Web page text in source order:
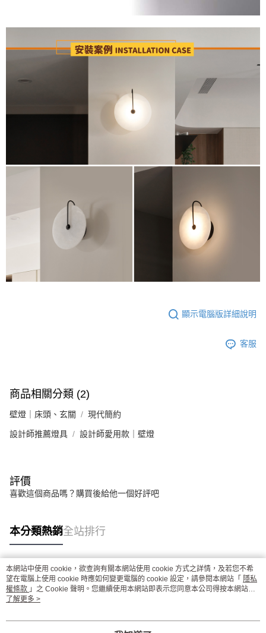
顯示電腦版詳細說明
客服
商品相關分類 (2)
壁燈｜床頭、玄關 現代簡約
設計師推薦燈具 設計師愛用款｜壁燈
評價
喜歡這個商品嗎？購買後給他一個好評吧
本分類熱銷全站排行
熱門標籤
本網站中使用 cookie，欲查詢有關本網站使用 cookie 方式之詳情，及若您不希
望在電腦上使用 cookie 時應如何變更電腦的 cookie 設定，請參閱本網站「 隱私
權條款 」之 Cookie 聲明。您繼續使用本網站即表示您同意本公司得按本網站使
用條款之 Cookie 聲明使用 cookie。
了解更多 >